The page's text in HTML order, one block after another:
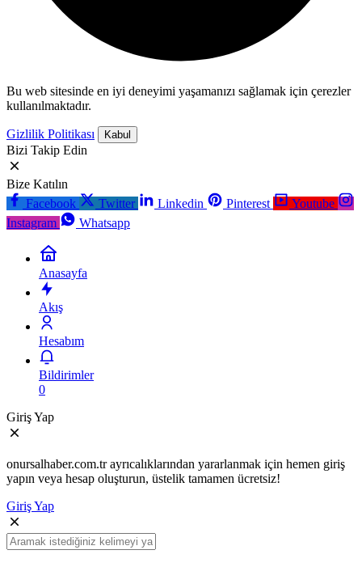
Bu web sitesinde en iyi deneyimi yaşamanızı sağlamak için çerezler
kullanılmaktadır.
Gizlilik Politikası Kabul
Bizi Takip Edin
Bize Katılın
Facebook
Twitter Linkedin Pinterest
Youtube
Instagram
Whatsapp
Anasayfa
Akış
Hesabım
Bildirimler
0
Giriş Yap
onursalhaber.com.tr ayrıcalıklarından yararlanmak için hemen giriş
yapın veya hesap oluşturun, üstelik tamamen ücretsiz!
Giriş Yap